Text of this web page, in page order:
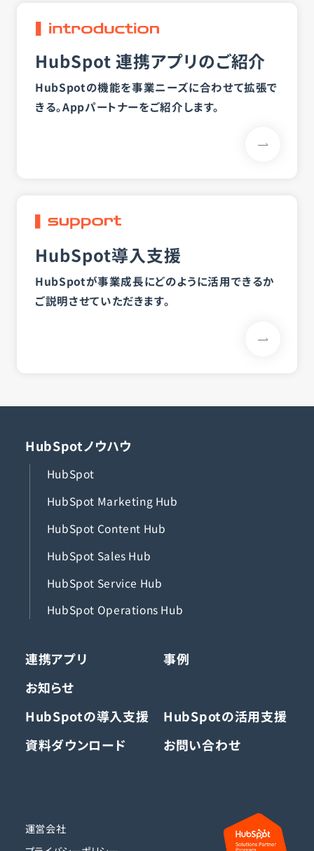
HubSpot 連携アプリのご紹介
HubSpotの機能を事業ニーズに合わせて拡張で
きる。Appパートナーをご紹介します。
HubSpot導入支援
HubSpotが事業成長にどのように活用できるか
ご説明させていただきます。
HubSpotノウハウ
HubSpot
HubSpot Marketing Hub
HubSpot Content Hub
HubSpot Sales Hub
HubSpot Service Hub
HubSpot Operations Hub
連携アプリ
事例
お知らせ
HubSpotの導入支援
HubSpotの活用支援
資料ダウンロード
お問い合わせ
運営会社